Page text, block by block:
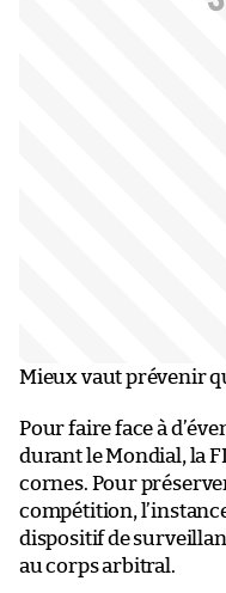
Mieux vaut prévenir
Pour faire face à
durant le Mondial, la
cornes. Pour
compétition,
dispositif de
au corps arbitral.